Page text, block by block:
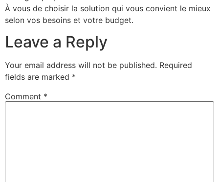
À vous de choisir la solution qui vous convient le mieux
selon vos besoins et votre budget.
Leave a Reply
Your email address will not be published. Required
fields are marked *
Comment *